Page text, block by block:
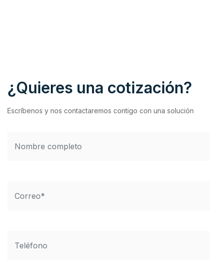
¿Quieres una cotización?
Escríbenos y nos contactaremos contigo con una solución